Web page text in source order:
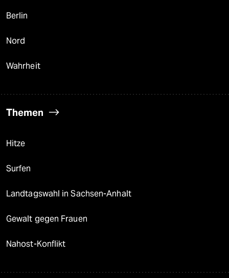
Berlin
Nord
Wahrheit
Themen
Hitze
Surfen
Landtagswahl in Sachsen-Anhalt
Gewalt gegen Frauen
Nahost-Konflikt